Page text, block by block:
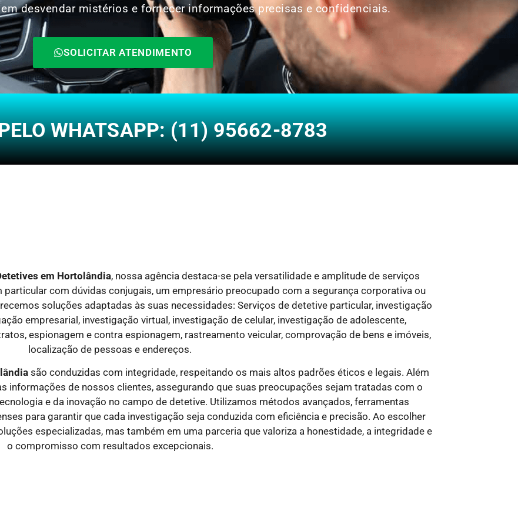
desvendar mistérios e fornecer informações precisas e confidenciais.
SOLICITAR ATENDIMENTO
WHATSAPP: (11) 95662-8783
em Hortolândia, nossa agência destaca-se pela versatilidade e amplitude de serviços
com dúvidas conjugais, um empresário preocupado com a segurança corporativa ou
soluções adaptadas às suas necessidades: Serviços de detetive particular, investigação
empresarial, investigação virtual, investigação de celular, investigação de adolescente,
espionagem e contra espionagem, rastreamento veicular, comprovação de bens e imóveis,
localização de pessoas e endereços.
são conduzidas com integridade, respeitando os mais altos padrões éticos e legais. Além
informações de nossos clientes, assegurando que suas preocupações sejam tratadas com o
e da inovação no campo de detetive. Utilizamos métodos avançados, ferramentas
para garantir que cada investigação seja conduzida com eficiência e precisão. Ao escolher
especializadas, mas também em uma parceria que valoriza a honestidade, a integridade e
o compromisso com resultados excepcionais.